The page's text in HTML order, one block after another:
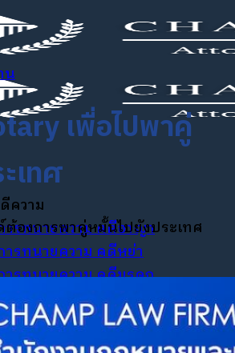
ความ
ารทนายความ คดีอาญา
ารทนายความ คดีหย่า
ารทนายความ คดีมรดก
การทนายความ คดีอำนาจปกครอง
ารทนายความ คดีแรงงาน
น
เพื่อไปพาคู่
เทศ
ต้องการพาคู่หมั้นไปยังประเทศ